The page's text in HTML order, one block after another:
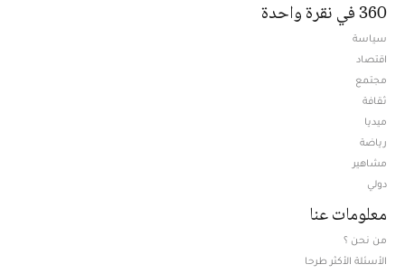
360 في نقرة واحدة
سياسة
اقتصاد
مجتمع
ثقافة
ميديا
رياضة
مشاهير
دولي
معلومات عنا
من نحن ؟
الأسئلة الأكثر طرحا